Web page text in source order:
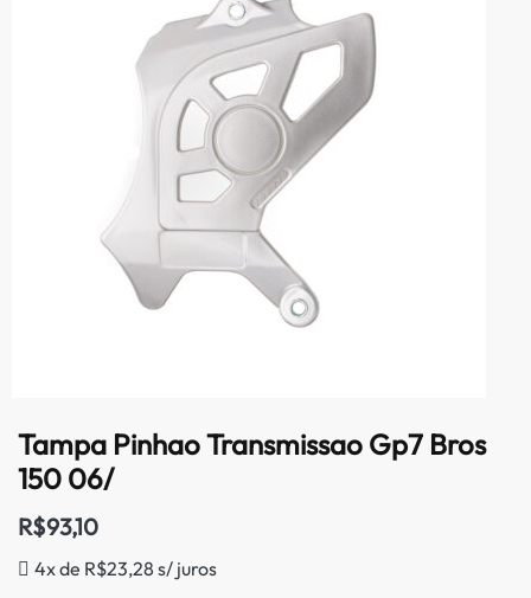
Tampa Pinhao Transmissao Gp7 Bros
150 06/
R$93,10
4x de R$23,28 s/ juros